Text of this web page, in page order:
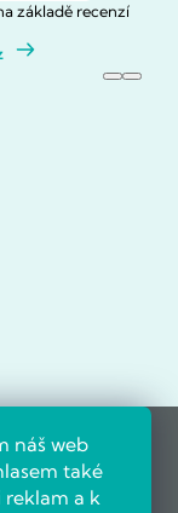
náš web
také
reklam a k
základě recenzí